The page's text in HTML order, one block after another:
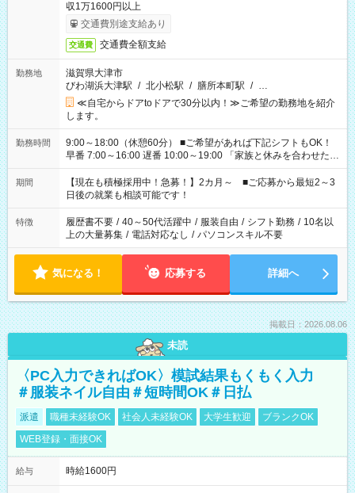
収1万1600円以上
交通費別途支給あり
交通費 交通費全額支給
勤務地
滋賀県大津市
びわ湖浜大津駅 / 北小松駅 / 膳所本町駅 / …
≪自宅からドアtoドアで30分以内！≫ご希望の勤務地を紹介
します。
勤務時間
9:00～18:00（休憩60分） ■ご希望があれば下記シフトもOK！
早番 7:00～16:00 遅番 10:00～19:00 「家族と休みを合わせた
い」 「余裕を持って夕飯の準備がしたい」 「できれば残業はし
たくない」 など、ご希望を教えてくださいね。 ※Wワーク希望
の方へ 今ご覧のお仕事で希望する勤務時間と、もう1つのお仕事
の勤務時間。 合計で週40時間を超える場合は応募できません。
期間
【現在も積極採用中！急募！】2カ月～ ■ご応募から最短2～3
日後の就業も相談可能です！
特徴 履歴書不要 / 40～50代活躍中 / 服装自由 / シフト勤務 / 10名以
上の大量募集 / 電話対応なし / パソコンスキル不要
気になる！ 応募する 詳細へ
掲載日：2026.08.06
未読
〈PC入力できればOK〉模試結果もくもく入力
＃服装ネイル自由＃短時間OK＃日払
派遣 職種未経験OK 社会人未経験OK 大学生歓迎
ブランクOK
WEB登録・面接OK
給与 時給1600円